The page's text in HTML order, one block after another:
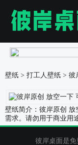
壁纸 > 打工人壁纸 > 彼
壁纸简介：彼岸原创 放
需求。请勿用于商业用
彼岸桌面是免